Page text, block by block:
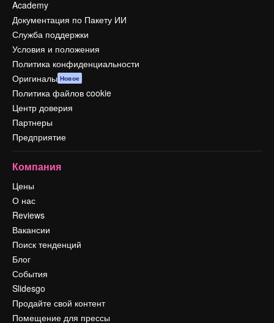
Academy
Документация по Пакету ИИ
Служба поддержки
Условия и положения
Политика конфиденциальности
Оригиналы Новое
Политика файлов cookie
Центр доверия
Партнеры
Предприятие
Компания
Цены
О нас
Reviews
Вакансии
Поиск тенденций
Блог
События
Slidesgo
Продайте свой контент
Помещение для прессы